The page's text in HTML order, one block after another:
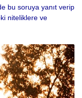
bu soruya yanıt verip
niteliklere ve